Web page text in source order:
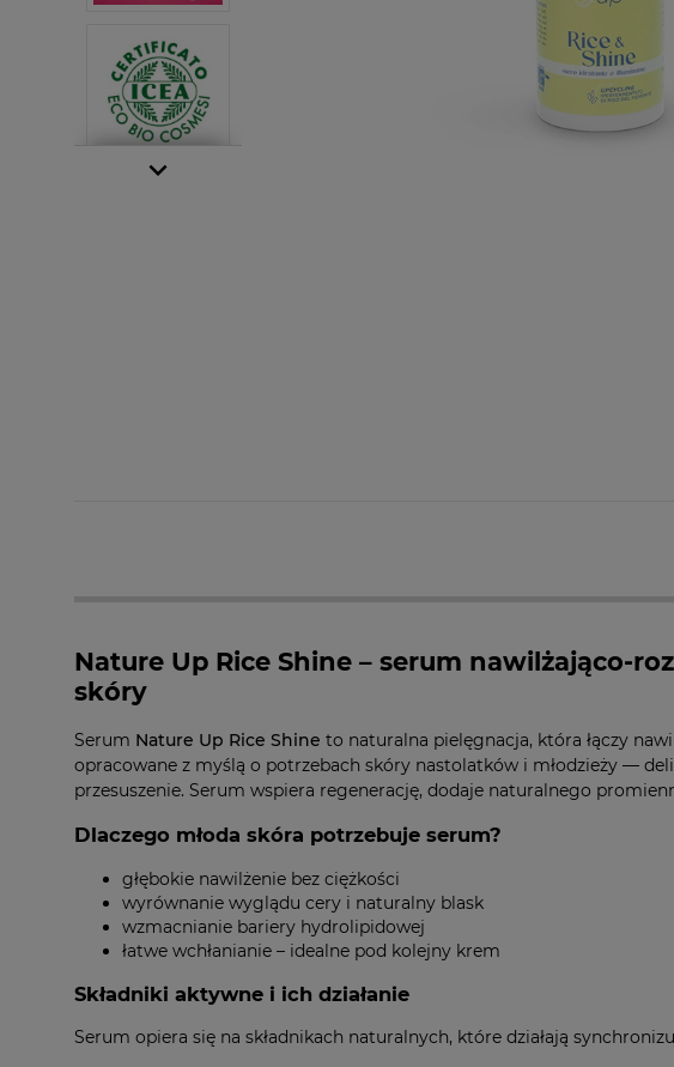
Nature Up Rice Shine – serum nawilżająco-
skóry
Serum Nature Up Rice Shine to naturalna pielęgnacja, która łączy
opracowane z myślą o potrzebach skóry nastolatków i młodzieży —
przesuszenie. Serum wspiera regenerację, dodaje naturalnego
Dlaczego młoda skóra potrzebuje serum?
głębokie nawilżenie bez ciężkości
wyrównanie wyglądu cery i naturalny blask
wzmacnianie bariery hydrolipidowej
łatwe wchłanianie – idealne pod kolejny krem
Składniki aktywne i ich działanie
Serum opiera się na składnikach naturalnych, które działają